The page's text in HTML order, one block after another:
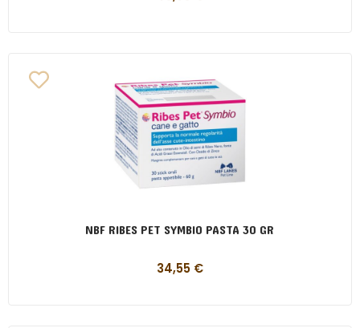
NBF RIBES PET SYMBIO PASTA 30 GR
34,55 €